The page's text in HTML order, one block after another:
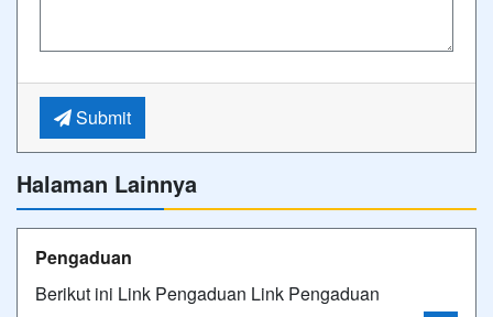
Submit
Halaman Lainnya
Pengaduan
Berikut ini Link Pengaduan Link Pengaduan